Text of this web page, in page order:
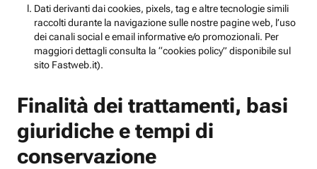
Dati derivanti dai cookies, pixels, tag e altre tecnologie simili
raccolti durante la navigazione sulle nostre pagine web, l’uso
dei canali social e email informative e/o promozionali. Per
maggiori dettagli consulta la “cookies policy” disponibile sul
sito Fastweb.it).
Finalità dei trattamenti, basi
giuridiche e tempi di
conservazione